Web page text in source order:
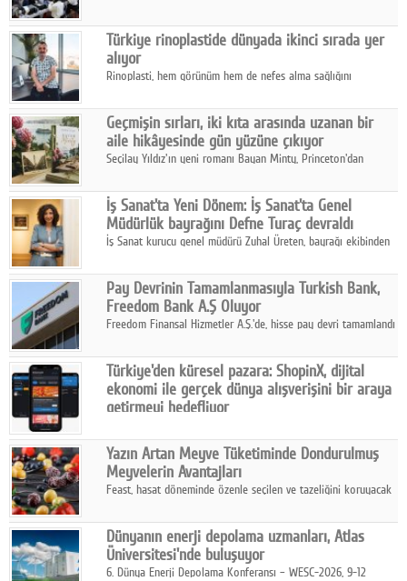
Türkiye rinoplastide dünyada ikinci sırada yer
alıyor
Rinoplasti, hem görünüm hem de nefes alma sağlığını
biri konumunda.
Geçmişin sırları, iki kıta arasında uzanan bir
aile hikâyesinde gün yüzüne çıkıyor
Seçilay Yıldız'ın yeni romanı Bayan Minty, Princeton'dan
katmanlı bir aile hikâyesi anlatıyor.
İş Sanat'ta Yeni Dönem: İş Sanat'ta Genel
Müdürlük bayrağını Defne Turaç devraldı
İş Sanat kurucu genel müdürü Zuhal Üreten, bayrağı ekibinden
Pay Devrinin Tamamlanmasıyla Turkish Bank,
Freedom Bank A.Ş Oluyor
Freedom Finansal Hizmetler A.Ş.'de, hisse pay devri tamamlandı
Turkish Bank'ın ticaret unvanının “Freedom Bank A.Ş.” olmasına
karar verildi.
Türkiye'den küresel pazara: ShopinX, dijital
ekonomi ile gerçek dünya alışverişini bir araya
getirmeyi hedefliyor
ekonomi ile gerçek dünya alışveriş deneyimi arasında köprü
kurmayı hedefleyen vizyonuyla uluslararası pazarlara açılıyor.
Yazın Artan Meyve Tüketiminde Dondurulmuş
Meyvelerin Avantajları
Feast, hasat döneminde özenle seçilen ve tazeliğini koruyacak
pratik, güvenilir ve lezzetli bir alternatif sunuyor.
Dünyanın enerji depolama uzmanları, Atlas
Üniversitesi'nde buluşuyor
6. Dünya Enerji Depolama Konferansı – WESC-2026, 9-12